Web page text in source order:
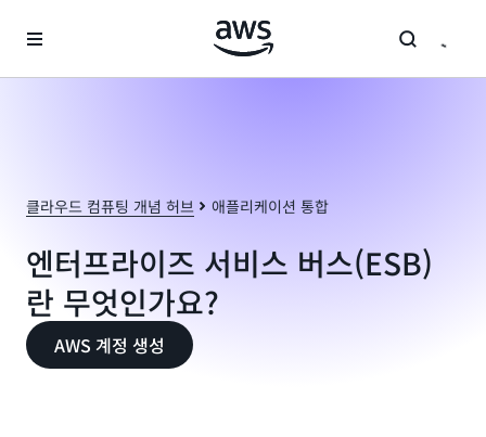
클라우드 컴퓨팅 개념 허브 애플리케이션 통합
엔터프라이즈 서비스 버스(ESB)
란 무엇인가요?
AWS 계정 생성